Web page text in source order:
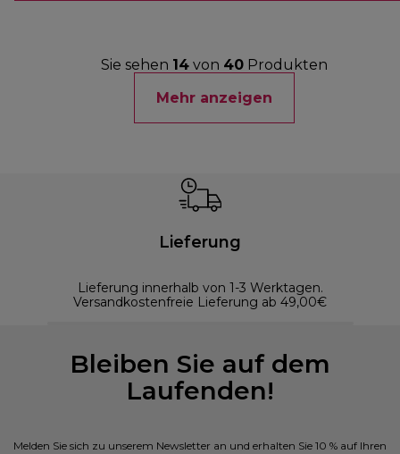
Sie sehen 14 von 40 Produkten
Mehr anzeigen
Lieferung
Lieferung innerhalb von 1-3 Werktagen.
Versandkostenfreie Lieferung ab 49,00€
Bleiben Sie auf dem
Laufenden!
Melden Sie sich zu unserem Newsletter an und erhalten Sie 10 % auf Ihren